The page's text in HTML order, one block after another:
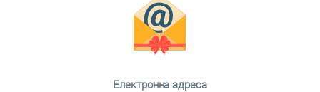
Електронна адреса